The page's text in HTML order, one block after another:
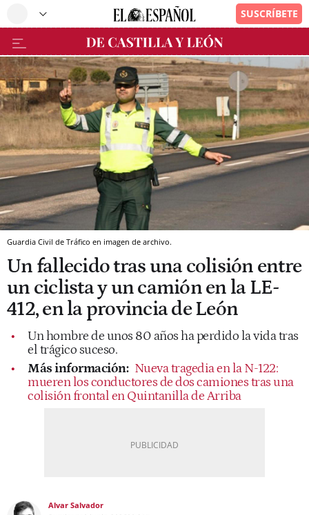
Guardia Civil de Tráfico en imagen de archivo.
Un fallecido tras una colisión entre
un ciclista y un camión en la LE-
412, en la provincia de León
Un hombre de unos 80 años ha perdido la vida tras
el trágico suceso.
Más información: Nueva tragedia en la N-122:
mueren los conductores de dos camiones tras una
colisión frontal en Quintanilla de Arriba
Alvar Salvador